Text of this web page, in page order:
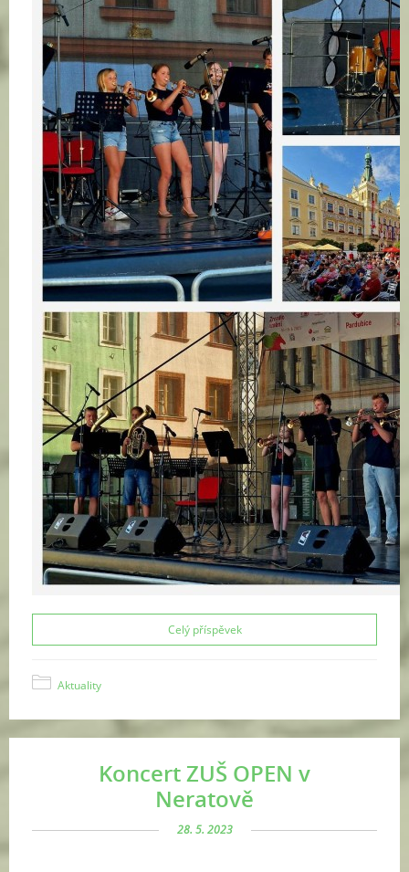
Celý příspěvek
Aktuality
Koncert ZUŠ OPEN v
Neratově
28. 5. 2023